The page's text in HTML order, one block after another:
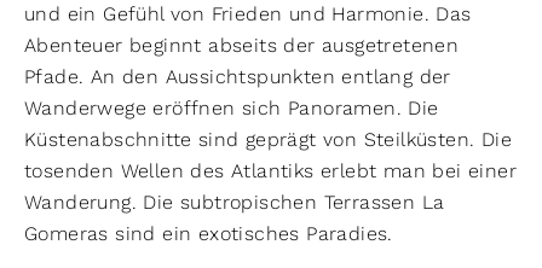
und ein Gefühl von Frieden und Harmonie. Das
Abenteuer beginnt abseits der ausgetretenen
Pfade. An den Aussichtspunkten entlang der
Wanderwege eröffnen sich Panoramen. Die
Küstenabschnitte sind geprägt von Steilküsten. Die
tosenden Wellen des Atlantiks erlebt man bei einer
Wanderung. Die subtropischen Terrassen La
Gomeras sind ein exotisches Paradies.